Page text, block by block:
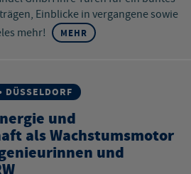
Einblicke in vergangene sowie
mehr!
MEHR
DÜSSELDORF
und
als Wachstumsmotor
und